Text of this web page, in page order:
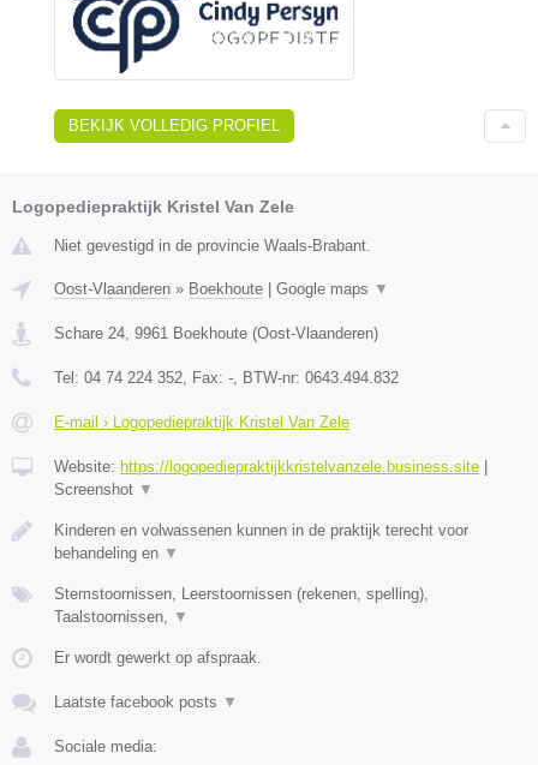
BEKIJK VOLLEDIG PROFIEL
Logopediepraktijk Kristel Van Zele
Niet gevestigd in de provincie Waals-Brabant.
Oost-Vlaanderen » Boekhoute Google maps ▼
Schare 24, 9961 Boekhoute (Oost-Vlaanderen)
Tel: 04 74 224 352, Fax: -, BTW-nr: 0643.494.832
E-mail › Logopediepraktijk Kristel Van Zele
Website: https://logopediepraktijkkristelvanzele.business.site
Screenshot ▼
Kinderen en volwassenen kunnen in de praktijk terecht voor
behandeling en ▼
Stemstoornissen, Leerstoornissen (rekenen, spelling),
Taalstoornissen, ▼
Er wordt gewerkt op afspraak.
Laatste facebook posts ▼
Sociale media: